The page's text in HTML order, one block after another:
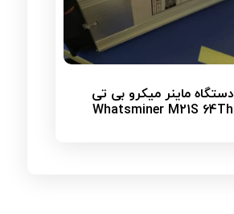
دستگاه ماینر میکرو بی تی
Whatsminer M21S 64Th